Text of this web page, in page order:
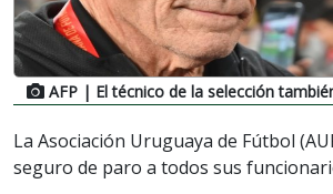
AFP | El técnico de la selección
La Asociación Uruguaya de Fútbol
seguro de paro a todos sus